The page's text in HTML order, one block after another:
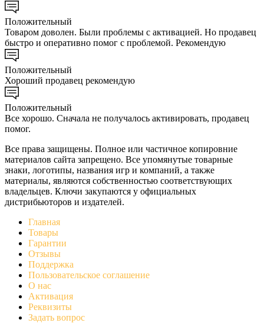
Положительный
Товаром доволен. Были проблемы с активацией. Но продавец
быстро и оперативно помог с проблемой. Рекомендую
Положительный
Хороший продавец рекомендую
Положительный
Все хорошо. Сначала не получалось активировать, продавец
помог.
Все права защищены. Полное или частичное копировние
материалов сайта запрещено. Все упомянутые товарные
знаки, логотипы, названия игр и компаний, а также
материалы, являются собственностью соответствующих
владельцев. Ключи закупаются у официальных
дистрибьюторов и издателей.
Главная
Товары
Гарантии
Отзывы
Поддержка
Пользовательское соглашение
О нас
Активация
Реквизиты
Задать вопрос